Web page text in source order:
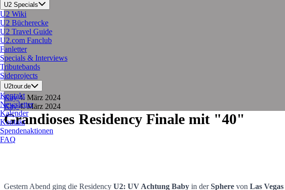
U2 Specials
U2 Wiki
U2 Bücherecke
U2 Travel Guide
U2.com Fanclub
Fanletter
Specials & Interviews
Tributebands
Sideprojects
U2tour.de
Kontakt
Newsletter
Kalender
Kontakt
Spendenaktionen
FAQ
Kay4. März 2024
Kay4. März 2024
Grandioses Residency Finale mit "40"
Gestern Abend ging die Residency U2: UV Achtung Baby in derSphere von Las Vegas